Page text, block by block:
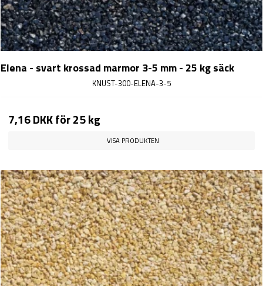
Elena - svart krossad marmor 3-5 mm - 25 kg säck
KNUST-300-ELENA-3-5
7,16 DKKför 25 kg
VISA PRODUKTEN